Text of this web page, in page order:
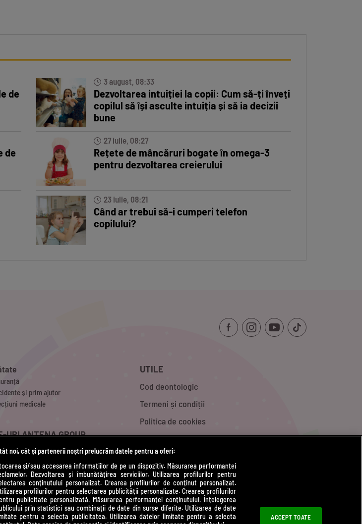
de
3 august, 08:33
Dezvoltarea intuiției la copii: Cum să-ți înveți
copilul să își asculte intuiția și să ia decizii
bune
de
27 iulie, 08:27
Rețete de mâncăruri bogate în omega-3
pentru dezvoltarea creierului
23 iulie, 08:21
Când ar trebui să-i cumperi telefon
copilului?
și prim ajutor
medicale
URI ANTENA GROUP
UTILE
Cod deontologic
Termeni și condiții
Politica de cookies
Politică de confidențialitate
Contact
Modifică Setările
noi, cât și partenerii noștri prelucrăm datele pentru a oferi:
și/sau accesarea informațiilor de pe un dispozitiv. Măsurarea performanței
Dezvoltarea și îmbunătățirea serviciilor. Utilizarea profilurilor pentru
conținutului personalizat. Crearea profilurilor de conținut personalizat.
profilurilor pentru selectarea publicității personalizate. Crearea profilurilor
publicitate personalizată. Măsurarea performanței conținutului. Înțelegerea
prin statistici sau combinații de date din surse diferite. Utilizarea de date
pentru a selecta publicitatea. Utilizarea datelor limitate pentru a selecta
ACCEPT TOATE